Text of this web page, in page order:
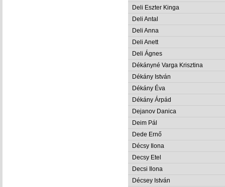
Deli Eszter Kinga
Deli Antal
Deli Anna
Deli Anett
Deli Ágnes
Dékányné Varga Krisztina
Dékány István
Dékány Éva
Dékány Árpád
Dejanov Danica
Deim Pál
Dede Ernő
Décsy Ilona
Decsy Etel
Decsi Ilona
Décsey István